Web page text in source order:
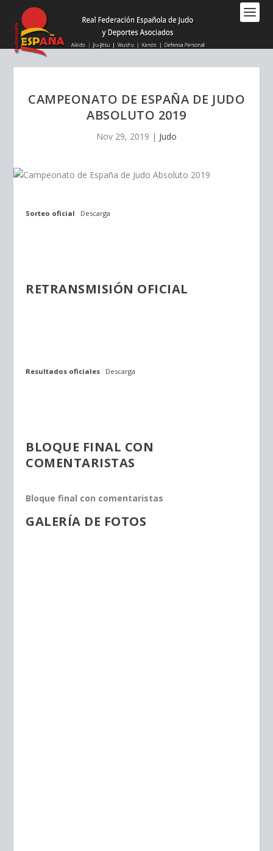
este
sitio
web
CAMPEONATO DE ESPAÑA DE JUDO
ABSOLUTO 2019
Nov 29, 2019 | Judo
Sorteo oficial Descarga
RETRANSMISIÓN OFICIAL
Resultados oficiales Descarga
BLOQUE FINAL CON
COMENTARISTAS
Bloque final con comentaristas
GALERÍA DE FOTOS